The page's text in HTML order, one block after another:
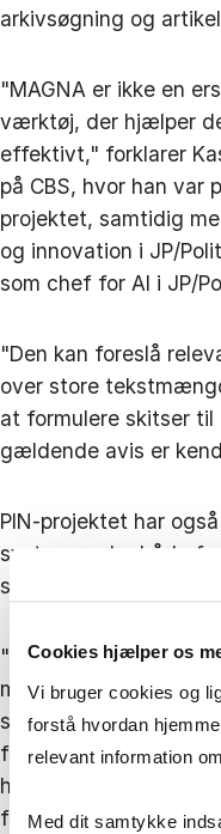
Cookies hjælper os
Vi bruger cookies og
forstå hvordan
relevant information
Med dit samtykke
arkivsøgning og
"MAGNA er ikke en
værktøj, der hjælper
effektivt," forklarer
på CBS, hvor han var
projektet, samtidig
og innovation i JP/
som chef for AI i JP/
"Den kan foreslå
over store
at formulere skitser
gældende avis er
PIN-projektet har
systemer, der både
sikrer en mere
"Nogle AI-modeller
mænd sportsindhold
som man forbinder
forestillinger om
handlede om skønhed
forklarer Mikkel